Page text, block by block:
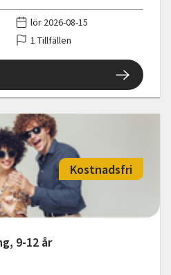
lör 2026-08-15
1 Tillfällen
9-12 år
Kostnadsfri